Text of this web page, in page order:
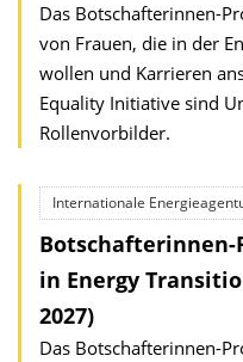
Das Botschafterinnen-
von Frauen, die in der
wollen und Karrieren
Equality Initiative sind
Rollenvorbilder.
Internationale
Botschafterinnen-
in Energy
2027)
Das Botschafterinnen-